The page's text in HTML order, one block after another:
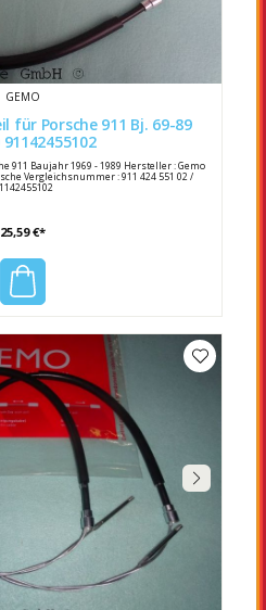
GEMO
424240 91142455102
911 Baujahr 1969 - 1989 Hersteller : Gemo
Vergleichsnummer : 911 424 551 02 /
25,59 €*